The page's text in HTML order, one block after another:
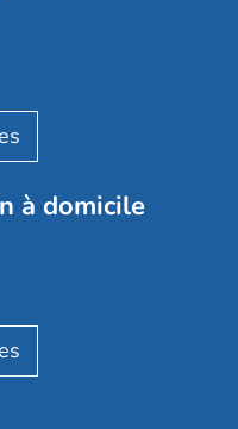
à domicile